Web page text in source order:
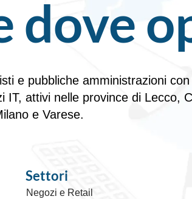
dove
e pubbliche amministrazioni
attivi nelle province di Lecco,
e Varese.
Settori
Negozi e Retail